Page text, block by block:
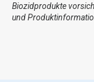
Biozidprodukte
und